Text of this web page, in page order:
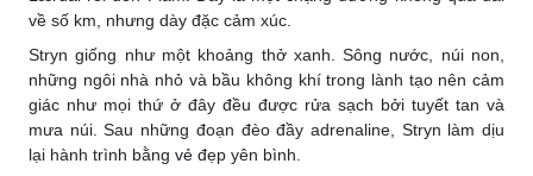
về số km, nhưng dày đặc cảm xúc.
Stryn giống như một khoảng thở xanh. Sông nước, núi non,
những ngôi nhà nhỏ và bầu không khí trong lành tạo nên cảm
giác như mọi thứ ở đây đều được rửa sạch bởi tuyết tan và
mưa núi. Sau những đoạn đèo đầy adrenaline, Stryn làm dịu
lại hành trình bằng vẻ đẹp yên bình.